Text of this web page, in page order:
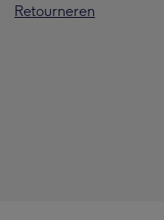
Retourneren